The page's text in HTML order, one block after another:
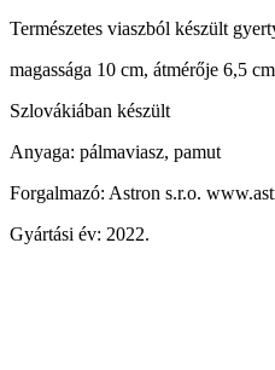
Természetes viaszból készült
magassága 10 cm, átmérője 6,5
Szlovákiában készült
Anyaga: pálmaviasz, pamut
Forgalmazó: Astron s.r.o.
Gyártási év: 2022.